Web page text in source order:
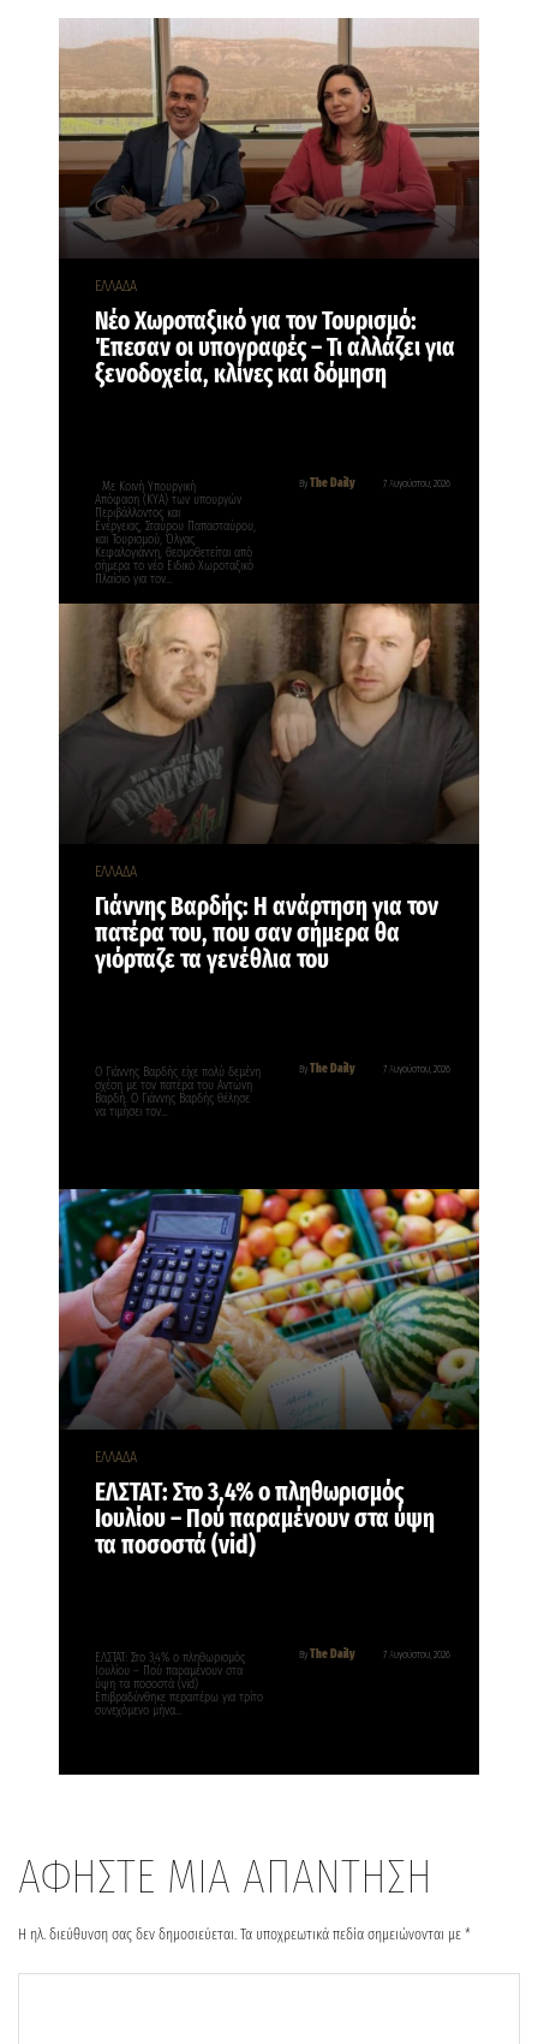
ΕΛΛΑΔΑ
Νέο Χωροταξικό για τον Τουρισμό:
Έπεσαν οι υπογραφές – Τι αλλάζει για
ξενοδοχεία, κλίνες και δόμηση
By The Daily 7 Αυγούστου, 2026
Με Κοινή Υπουργική
Απόφαση (ΚΥΑ) των υπουργών
Περιβάλλοντος και
Ενέργειας, Σταύρου Παπασταύρου,
και Τουρισμού, Όλγας
Κεφαλογιάννη, θεσμοθετείται από
σήμερα το νέο Ειδικό Χωροταξικό
Πλαίσιο για τον…
ΕΛΛΑΔΑ
Γιάννης Βαρδής: Η ανάρτηση για τον
πατέρα του, που σαν σήμερα θα
γιόρταζε τα γενέθλια του
By The Daily 7 Αυγούστου, 2026
O Γιάννης Βαρδής είχε πολύ δεμένη
σχέση με τον πατέρα του Αντώνη
Βαρδή. Ο Γιάννης Βαρδής θέλησε
να τιμήσει τον…
ΕΛΛΑΔΑ
ΕΛΣΤΑΤ: Στο 3,4% ο πληθωρισμός
Ιουλίου – Πού παραμένουν στα ύψη
τα ποσοστά (vid)
By The Daily 7 Αυγούστου, 2026
ΕΛΣΤΑΤ: Στο 3,4% ο πληθωρισμός
Ιουλίου – Πού παραμένουν στα
ύψη τα ποσοστά (vid)
Επιβραδύνθηκε περαιτέρω για τρίτο
συνεχόμενο μήνα…
ΑΦΗΣΤΕ ΜΙΑ ΑΠΑΝΤΗΣΗ
Η ηλ. διεύθυνση σας δεν δημοσιεύεται. Τα υποχρεωτικά πεδία σημειώνονται με *